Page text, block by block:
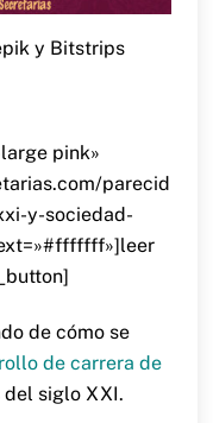
y Bitstrips
pink»
parecid
y-sociedad-
de cómo se
de carrera de
siglo XXI.